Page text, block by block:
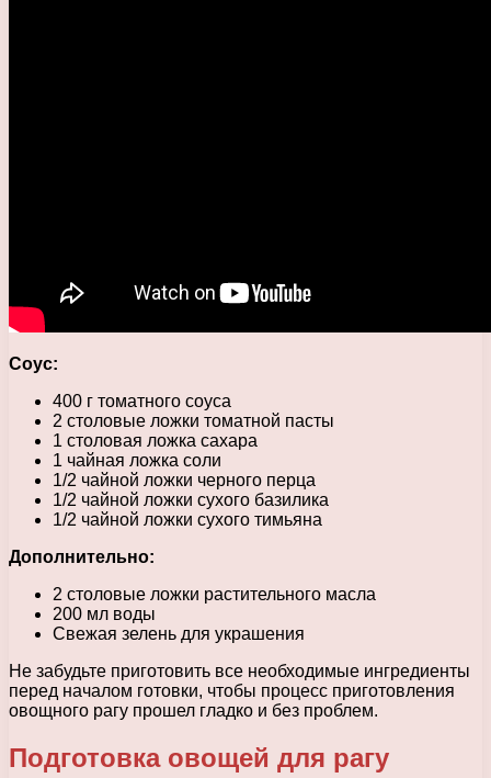
Соус:
400 г томатного соуса
2 столовые ложки томатной пасты
1 столовая ложка сахара
1 чайная ложка соли
1/2 чайной ложки черного перца
1/2 чайной ложки сухого базилика
1/2 чайной ложки сухого тимьяна
Дополнительно:
2 столовые ложки растительного масла
200 мл воды
Свежая зелень для украшения
Не забудьте приготовить все необходимые ингредиенты
перед началом готовки, чтобы процесс приготовления
овощного рагу прошел гладко и без проблем.
Подготовка овощей для рагу